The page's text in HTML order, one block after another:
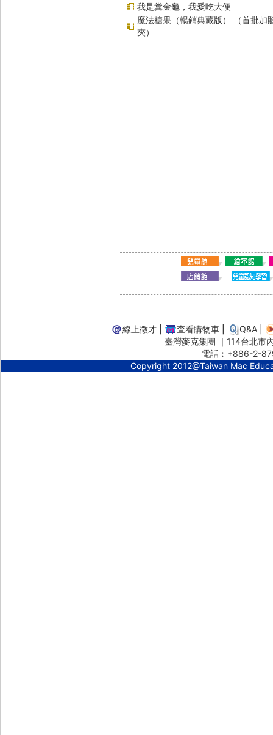
我是糞金龜，我愛吃大便
魔法糖果（暢銷典藏版） （首批加
夾）
線上徵才 查看購物車 Q&A
臺灣麥克集團 ｜114台北
電話︰+886-2-
Copyright 2012@Taiwan Mac